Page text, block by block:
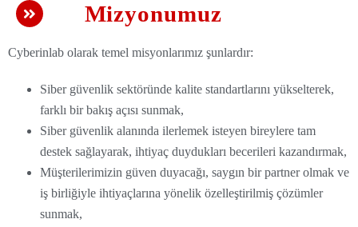
Mizyonumuz
Cyberinlab olarak temel misyonlarımız şunlardır:
Siber güvenlik sektöründe kalite standartlarını yükselterek,
farklı bir bakış açısı sunmak,
Siber güvenlik alanında ilerlemek isteyen bireylere tam
destek sağlayarak, ihtiyaç duydukları becerileri kazandırmak,
Müşterilerimizin güven duyacağı, saygın bir partner olmak ve
iş birliğiyle ihtiyaçlarına yönelik özelleştirilmiş çözümler
sunmak,